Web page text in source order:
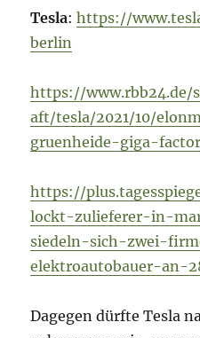
Tesla:https://
berlin
https://
aft/tesla/2021/10/
gruenheide-giga-
https://
lockt-zulieferer-in-
siedeln-sich-zwei-
elektroautobauer-an-
Dagegen dürfte Tesla